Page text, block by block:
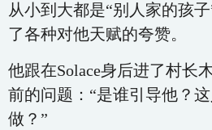
从小到大都是“别人家的孩
了各种对他天赋的夸赞。
他跟在Solace身后进了村长
前的问题：“是谁引导他？
做？”